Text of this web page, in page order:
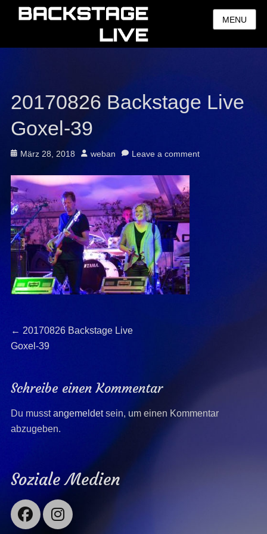
MENU
20170826 Backstage Live
Goxel-39
Posted
März 28, 2018 Author
weban Leave a comment
Beitragsnavigation
← Previous
post:
20170826 Backstage Live
Goxel-39
Schreibe einen Kommentar
Du musstangemeldetsein, um einen Kommentar
abzugeben.
Soziale Medien
Facebook
Instagram